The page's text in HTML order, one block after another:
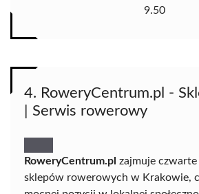
9.50
4. RoweryCentrum.pl -
| Serwis rowerowy
RoweryCentrum.pl zajmuje
sklepów rowerowych w Krakowie,